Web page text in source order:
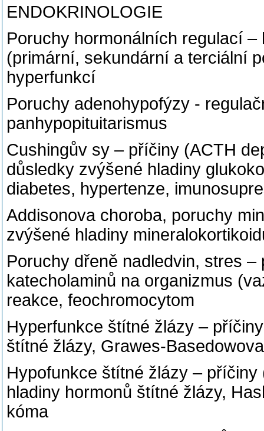
ENDOKRINOLOGIE
Poruchy hormonálních regulací
(primární, sekundární a terciální
hyperfunkcí
Poruchy adenohypofýzy -
panhypopituitarismus
Cushingův sy – příčiny (ACTH
důsledky zvýšené hladiny
diabetes, hypertenze,
Addisonova choroba, poruchy
zvýšené hladiny
Poruchy dřeně nadledvin, stres
katecholaminů na organizmus
reakce, feochromocytom
Hyperfunkce štítné žlázy –
štítné žlázy, Grawes-
Hypofunkce štítné žlázy –
hladiny hormonů štítné žlázy,
kóma